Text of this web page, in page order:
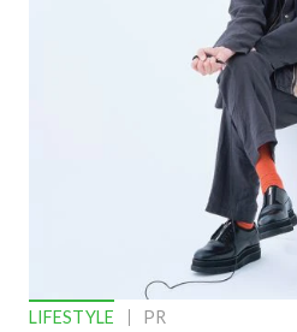
LIFESTYLE PR